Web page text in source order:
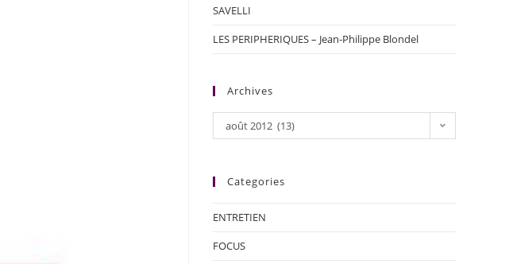
SAVELLI
LES PERIPHERIQUES – Jean-Philippe Blondel
Archives
août 2012 (13)
Categories
ENTRETIEN
FOCUS